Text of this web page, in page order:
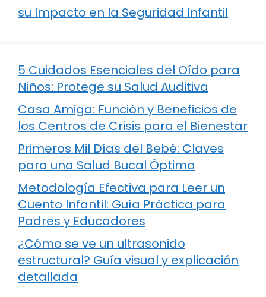
su Impacto en la Seguridad Infantil
5 Cuidados Esenciales del Oído para
Niños: Protege su Salud Auditiva
Casa Amiga: Función y Beneficios de
los Centros de Crisis para el Bienestar
Primeros Mil Días del Bebé: Claves
para una Salud Bucal Óptima
Metodología Efectiva para Leer un
Cuento Infantil: Guía Práctica para
Padres y Educadores
¿Cómo se ve un ultrasonido
estructural? Guía visual y explicación
detallada